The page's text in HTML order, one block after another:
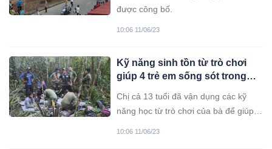
được công bố.
10:06 11/06/23
Kỹ năng sinh tồn từ trò chơi
giúp 4 trẻ em sống sót trong
Chị cả 13 tuổi đã vận dụng các kỹ
năng học từ trò chơi của bà để giúp
10:06 11/06/23